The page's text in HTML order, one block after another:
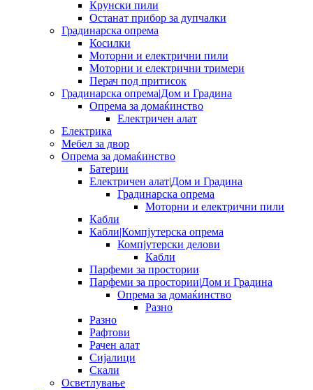
Крунски пили
Останат прибор за дупчалки
Градинарска опрема
Косилки
Моторни и електрични пили
Моторни и електрични тримери
Перач под притисок
Градинарска опрема|Дом и Градина
Опрема за домаќинство
Електричен алат
Електрика
Мебел за двор
Опрема за домаќинство
Батерии
Електричен алат|Дом и Градина
Градинарска опрема
Моторни и електрични пили
Кабли
Кабли|Компјутерска опрема
Компјутерски делови
Кабли
Парфеми за простории
Парфеми за простории|Дом и Градина
Опрема за домаќинство
Разно
Разно
Рафтови
Рачен алат
Сијалици
Скали
Осветлување